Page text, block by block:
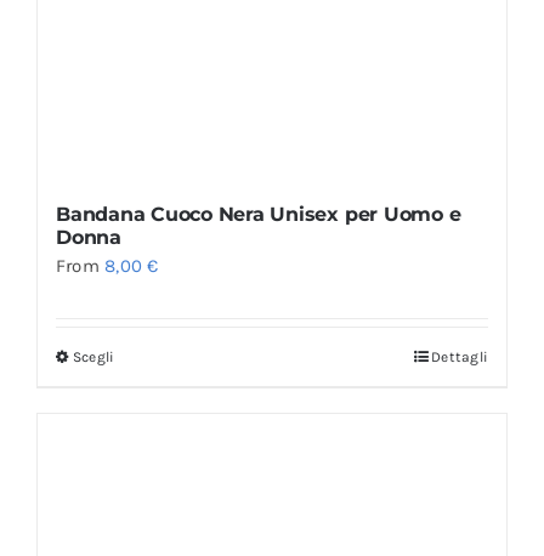
Bandana Cuoco Nera Unisex per Uomo e
Donna
From8,00€
Scegli Dettagli